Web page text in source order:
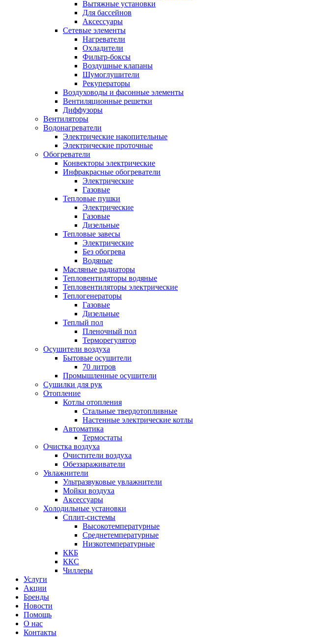
Вытяжные установки
Для бассейнов
Аксессуары
Сетевые элементы
Нагреватели
Охладители
Фильтр-боксы
Воздушные клапаны
Шумоглушители
Рекуператоры
Воздуховоды и фасонные элементы
Вентиляционные решетки
Диффузоры
Вентиляторы
Водонагреватели
Электрические накопительные
Электрические проточные
Обогреватели
Конвекторы электрические
Инфракрасные обогреватели
Электрические
Газовые
Тепловые пушки
Электрические
Газовые
Дизельные
Тепловые завесы
Электрические
Без обогрева
Водяные
Масляные радиаторы
Тепловентиляторы водяные
Тепловентиляторы электрические
Теплогенераторы
Газовые
Дизельные
Теплый пол
Пленочный пол
Терморегулятор
Осушители воздуха
Бытовые осушители
70 литров
Промышленные осушители
Сушилки для рук
Отопление
Котлы отопления
Стальные твердотопливные
Настенные электрические котлы
Автоматика
Термостаты
Очистка воздуха
Очистители воздуха
Обеззараживатели
Увлажнители
Ультразвуковые увлажнители
Мойки воздуха
Аксессуары
Холодильные установки
Сплит-системы
Высокотемпературные
Среднетемпературные
Низкотемпературные
ККБ
ККС
Чиллеры
Услуги
Акции
Бренды
Новости
Помощь
О нас
Контакты